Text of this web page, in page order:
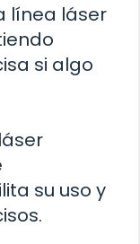
línea láser
si algo
su uso y